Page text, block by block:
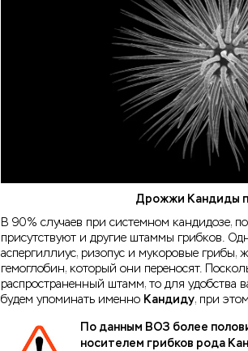
Дрожжи Кандиды
В 90% случаев при системном кандидозе,
присутствуют и другие штаммы грибков.
аспергиллиус, ризопус и мукоровые
гемоглобин, который они переносят.
распространенный штамм, то для удобства
будем упоминать именно Кандиду, при
По данным ВОЗ более
носителем грибков рода